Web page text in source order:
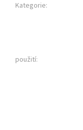
Kategorie:
použití: